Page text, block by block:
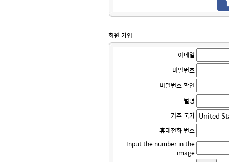
회원 가입
이메일
비밀번호
비밀번호 확인
별명
거주 국가
휴대전화 번호
Input the number in the
image